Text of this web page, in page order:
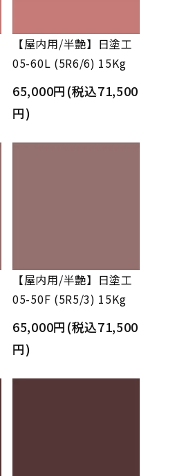
【屋内用/半艶】日塗工
05-60L (5R6/6) 15Kg
65,000円(税込71,500
円)
【屋内用/半艶】日塗工
05-50F (5R5/3) 15Kg
65,000円(税込71,500
円)